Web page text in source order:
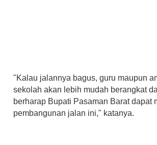
"Kalau jalannya bagus, guru maupun
sekolah akan lebih mudah berangkat
berharap Bupati Pasaman Barat dapat
pembangunan jalan ini," katanya.